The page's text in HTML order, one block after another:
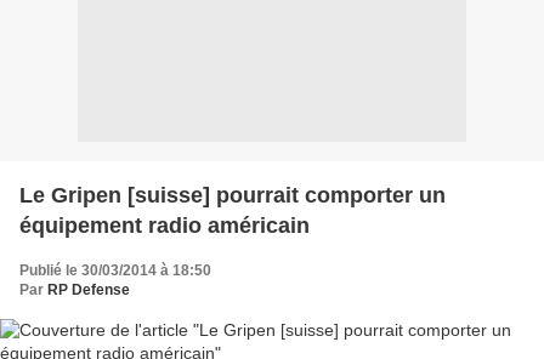
Le Gripen [suisse] pourrait comporter un
équipement radio américain
Publié le 30/03/2014 à 18:50
Par RP Defense